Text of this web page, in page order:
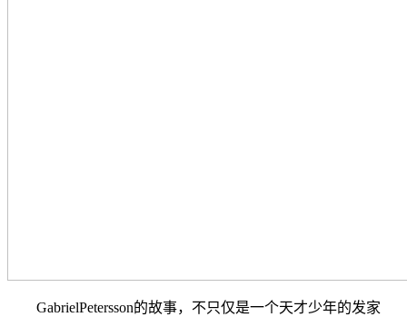
GabrielPetersson的故事，不只仅是一个天才少年的发家